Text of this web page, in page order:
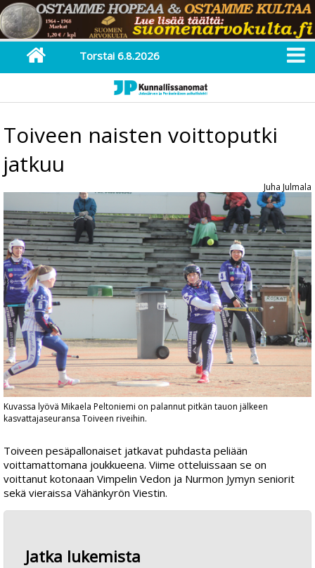
Torstai 6.8.2026
Toiveen naisten voittoputki
jatkuu
Kuvassa lyövä Mikaela Peltoniemi on palannut pitkän tauon jälkeen
kasvattajaseuransa Toiveen riveihin.
Juha Julmala
Toiveen pesäpallonaiset jatkavat puhdasta peliään
voittamattomana joukkueena. Viime otteluissaan se on
voittanut kotonaan Vimpelin Vedon ja Nurmon Jymyn seniorit
sekä vieraissa Vähänkyrön Viestin.
Jatka lukemista